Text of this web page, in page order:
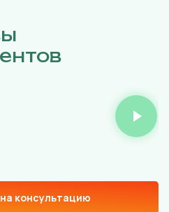
консультацию